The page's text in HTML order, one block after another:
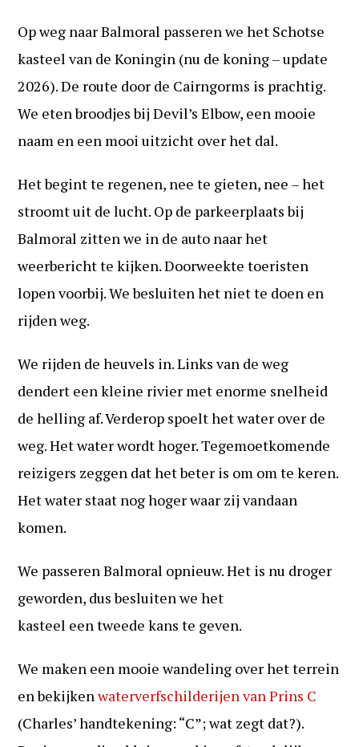
Op weg naar Balmoral passeren we het Schotse
kasteel van de Koningin (nu de koning – update
2026). De route door de Cairngorms is prachtig.
We eten broodjes bij Devil’s Elbow, een mooie
naam en een mooi uitzicht over het dal.
Het begint te regenen, nee te gieten, nee – het
stroomt uit de lucht. Op de parkeerplaats bij
Balmoral zitten we in de auto naar het
weerbericht te kijken. Doorweekte toeristen
lopen voorbij. We besluiten het niet te doen en
rijden weg.
We rijden de heuvels in. Links van de weg
dendert een kleine rivier met enorme snelheid
de helling af. Verderop spoelt het water over de
weg. Het water wordt hoger. Tegemoetkomende
reizigers zeggen dat het beter is om om te keren.
Het water staat nog hoger waar zij vandaan
komen.
We passeren Balmoral opnieuw. Het is nu droger
geworden, dus besluiten we het
kasteel een tweede kans te geven.
We maken een mooie wandeling over het terrein
en bekijkenwaterverfschilderijen van Prins C
(Charles’ handtekening: “C”; wat zegt dat?).